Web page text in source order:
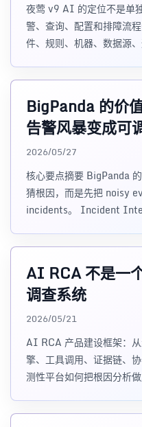
夜莺 v9 AI 的定位不是单
警、查询、配置和排障流
件、规则、机器、数据源
BigPanda 的价
告警风暴变成可
2026/05/27
核心要点摘要 BigPanda
猜根因，而是先把 noisy
incidents。 Incident
AI RCA 不是一
调查系统
2026/05/21
AI RCA 产品建设框架：
擎、工具调用、证据链、
测性平台如何把根因分析